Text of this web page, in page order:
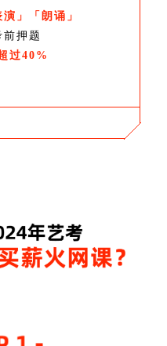
」「朗诵」
押题
过40%